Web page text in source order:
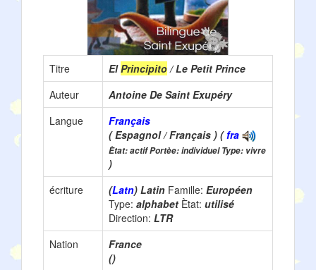
Titre ElPrincipito / Le Petit Prince
Auteur
Antoine De Saint Exupéry
Langue
Français
( Espagnol / Français ) ( fra
Ètat: actif Portèe: individuel Type: vivre
)
écriture
(Latn) Latin Famille: Européen
Type: alphabet Ètat: utilisé
Direction: LTR
Nation
France
()